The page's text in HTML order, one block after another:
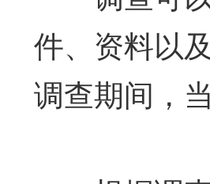
件、资料以
调查期间，